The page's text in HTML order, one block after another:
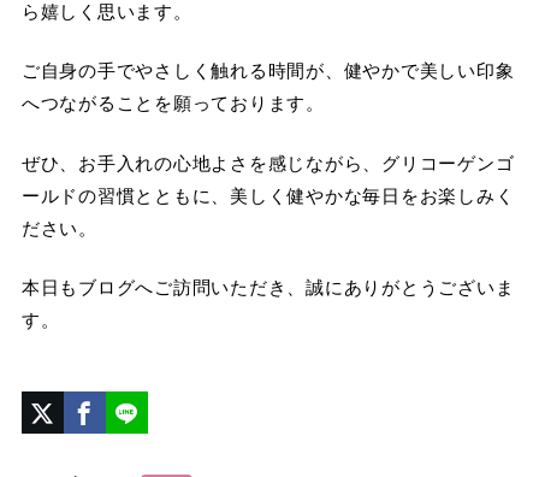
ら嬉しく思います。
ご自身の手でやさしく触れる時間が、健やかで美しい印象
へつながることを願っております。
ぜひ、お手入れの心地よさを感じながら、グリコーゲンゴ
ールドの習慣とともに、美しく健やかな毎日をお楽しみく
ださい。
本日もブログへご訪問いただき、誠にありがとうございま
す。